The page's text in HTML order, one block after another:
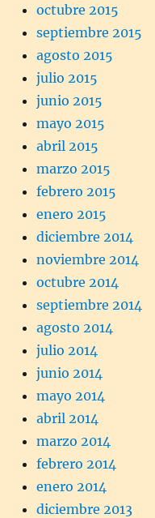
octubre 2015
septiembre 2015
agosto 2015
julio 2015
junio 2015
mayo 2015
abril 2015
marzo 2015
febrero 2015
enero 2015
diciembre 2014
noviembre 2014
octubre 2014
septiembre 2014
agosto 2014
julio 2014
junio 2014
mayo 2014
abril 2014
marzo 2014
febrero 2014
enero 2014
diciembre 2013